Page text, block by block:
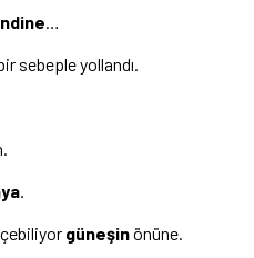
sebeple yollandı.
güneşinönüne.